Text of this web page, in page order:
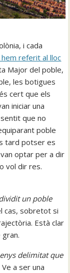
i cada
referit al lloc
Major del poble,
les botigues
cert que els
iniciar una
que no
poble
tard potser es
optar per a dir
vol dir res.
un poble
cas, sobretot si
Està clar
gran.
delimitat que
Ve a ser una